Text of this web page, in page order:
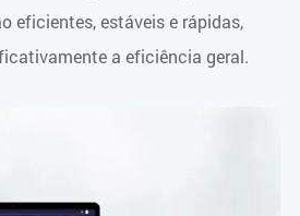
eficientes, estáveis e rápidas,
a eficiência geral.